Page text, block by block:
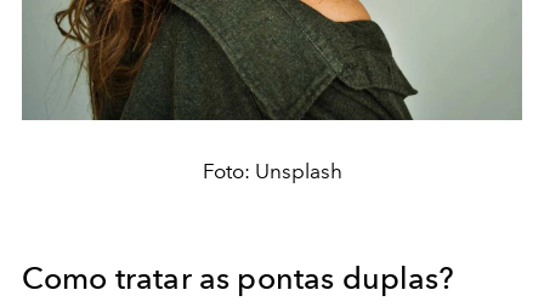
Foto: Unsplash
Como tratar as pontas duplas?